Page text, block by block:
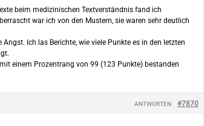
beim medizinischen Textverständnis fand ich
war ich von den Mustern, sie waren sehr deutlich
Ich las Berichte, wie viele Punkte es in den letzten
einem Prozentrang von 99 (123 Punkte) bestanden
#7870
ANTWORTEN